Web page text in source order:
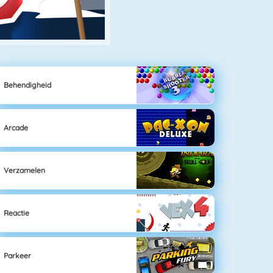
Behendigheid
Arcade
Verzamelen
Reactie
Parkeer